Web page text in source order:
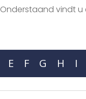
Onderstaand vindt u
E F G H I